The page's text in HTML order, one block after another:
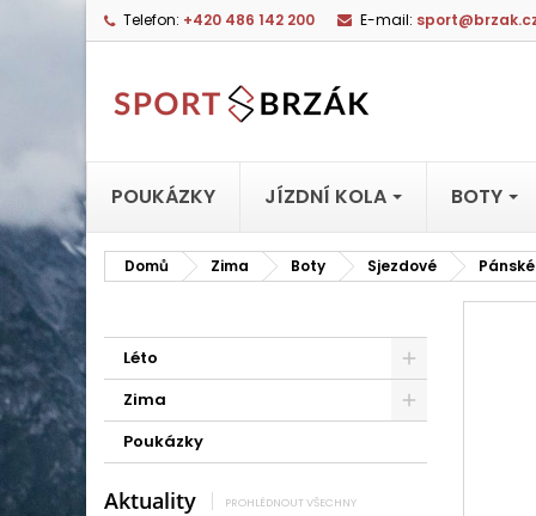
Telefon: +420 486 142 200 E-mail:
POUKÁZKY JÍZDNÍ KOLA BOTY
Domů Zima Boty Sjezdové Pánské
Léto
Zima
Poukázky
Aktuality PROHLÉDNOUT VŠECHNY